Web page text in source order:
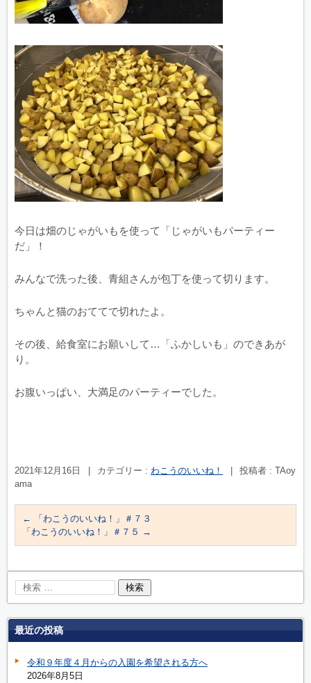
今日は畑のじゃがいもを使って「じゃがいもパーティー
だ」！
みんなで洗った後、青組さんが包丁を使って切ります。
ちゃんと猫のおててで切れたよ。
その後、給食室にお願いして…「ふかしいも」のできあが
り。
お腹いっぱい、大満足のパーティーでした。
2021年12月16日 カテゴリー : わこうのいいね！
投稿者 : TAoy
ama
←
「わこうのいいね！」＃７３
「わこうのいいね！」＃７５ →
最近の投稿
令和９年度４月からの入園を希望される方へ
2026年8月5日